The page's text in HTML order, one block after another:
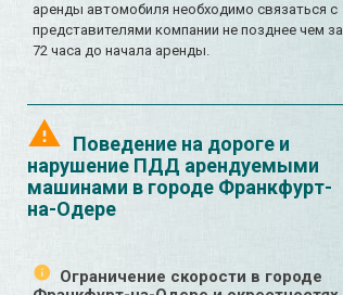
аренды автомобиля необходимо связаться с
представителями компании не позднее чем за
72 часа до начала аренды.
Поведение на дороге и
нарушение ПДД арендуемыми
машинами в городе Франкфурт-
на-Одере
Ограничение скорости в городе